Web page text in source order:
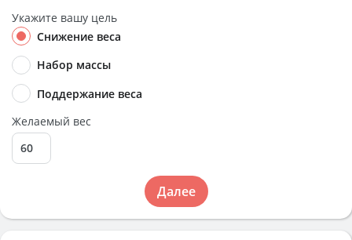
Укажите вашу цель
Снижение веса
Набор массы
Поддержание веса
Желаемый вес
Далее